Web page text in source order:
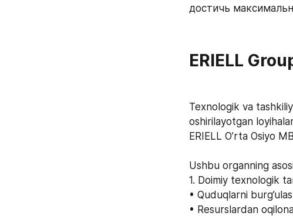
достичь
ERIELL
Texnologik va
oshirilayotgan
ERIELL O’rta Osiyo
Ushbu organning
1. Doimiy texnologik
• Quduqlarni
• Resurslardan